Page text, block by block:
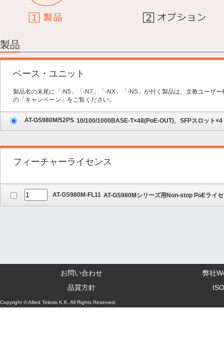
3.保守サービス
4.内容の確認
製品
ベース・ユニット
製品名の末尾に「-N5」「-N7」「-NX」「-NS」が付く製品は、文教ユーザ
の「キャンペーン」をご覧ください。
AT-GS980M/52PS 10/100/1000BASE-T×48(PoE-OUT)、SFPスロット×4
フィーチャーライセンス
AT-GS980M-FL11 AT-GS980Mシリーズ用Non-stop PoEライ
お問い合わせ
弊社
品質方針
Copyright © Allied Telesis K.K. All Rights Reserved.